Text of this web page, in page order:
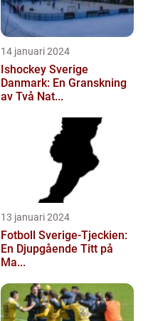
14 januari 2024
Ishockey Sverige
Danmark: En Granskning
av Två Nat...
13 januari 2024
Fotboll Sverige-Tjeckien:
En Djupgående Titt på
Ma...